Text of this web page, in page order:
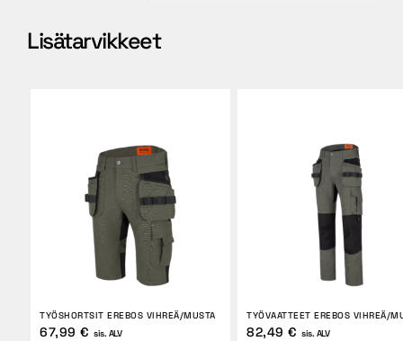
Lisätarvikkeet
TYÖSHORTSIT EREBOS VIHREÄ/MUSTA
67,99 € sis. ALV
TYÖVAATTEET EREBOS VIHREÄ/
82,49 € sis. ALV